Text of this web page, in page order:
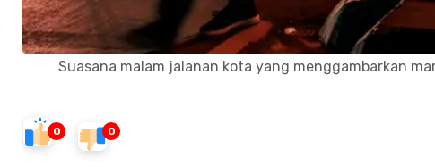
Suasana malam jalanan kota yang menggambarkan
0 0